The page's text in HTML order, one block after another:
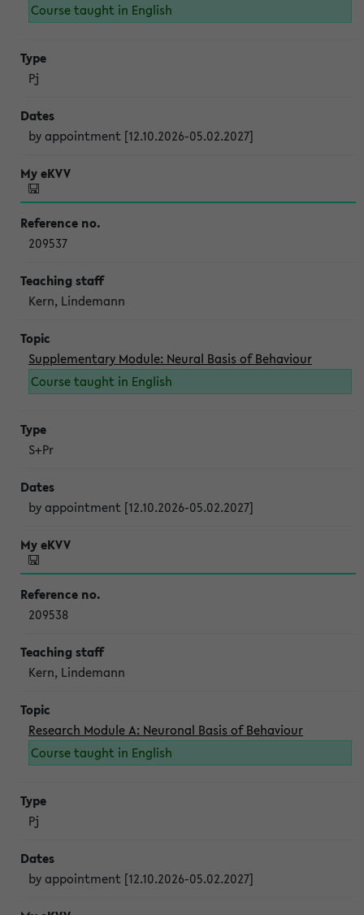
Course taught in English
Pj
by appointment [12.10.2026-05.02.2027]
209537
Kern, Lindemann
Supplementary Module: Neural Basis of Behaviour
Course taught in English
S+Pr
by appointment [12.10.2026-05.02.2027]
209538
Kern, Lindemann
Research Module A: Neuronal Basis of Behaviour
Course taught in English
Pj
by appointment [12.10.2026-05.02.2027]